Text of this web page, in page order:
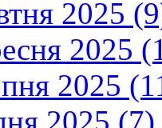
2025
2025
2025
2025 (7)